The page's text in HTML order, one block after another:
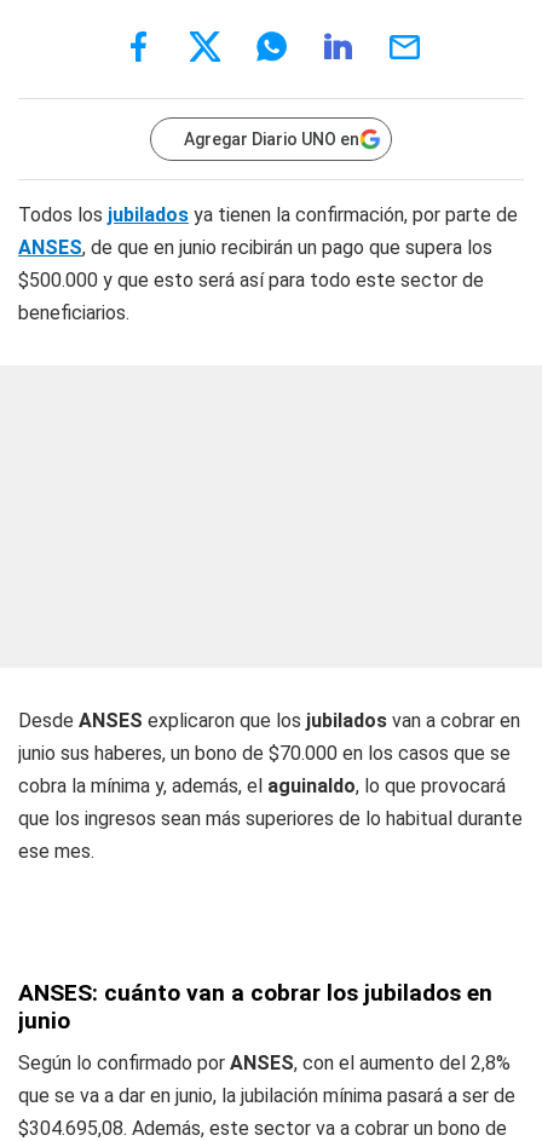
Agregar Diario UNO en
Todos los jubilados ya tienen la confirmación, por parte de
ANSES, de que en junio recibirán un pago que supera los
$500.000 y que esto será así para todo este sector de
beneficiarios.
Desde ANSES explicaron que los jubilados van a cobrar en
junio sus haberes, un bono de $70.000 en los casos que se
cobra la mínima y, además, el aguinaldo, lo que provocará
que los ingresos sean más superiores de lo habitual durante
ese mes.
ANSES: cuánto van a cobrar los jubilados en
junio
Según lo confirmado por ANSES, con el aumento del 2,8%
que se va a dar en junio, la jubilación mínima pasará a ser de
$304.695,08. Además, este sector va a cobrar un bono de